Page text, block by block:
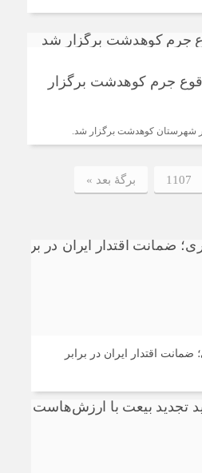
جرم کوهدشت برگزار
شهرستان کوهدشت برگزار شد.
1107 برگهٔ بعد »
اقتدار ایران در برابر